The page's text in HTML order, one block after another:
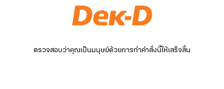
ตรวจสอบว่าคุณเป็นมนุษย์ด้วยการทำคำสั่งนี้ให้เสร็จสิ้น